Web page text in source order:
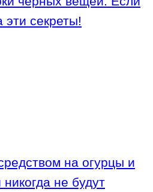
секреты!
на огурцы и
не будут